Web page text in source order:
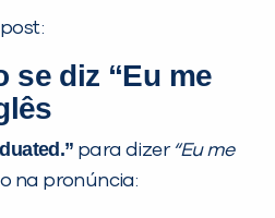
se diz “Eu me
para dizer“Eu me
na pronúncia:
em contato